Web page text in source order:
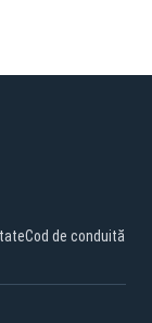
Cod de conduită